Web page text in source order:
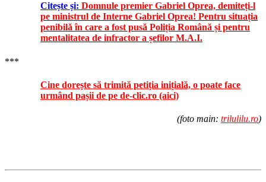
Citește și: Domnule premier Gabriel Oprea, demiteți-l
pe ministrul de Interne Gabriel Oprea! Pentru situația
penibilă în care a fost pusă Poliția Română și pentru
mentalitatea de infractor a șefilor M.A.I.
***
Cine dorește să trimită petiția inițială, o poate face
urmând pașii de pe de-clic.ro (aici)
(foto main: trilulilu.ro)